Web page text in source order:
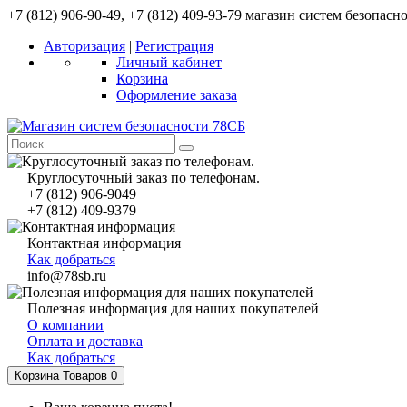
+7 (812) 906-90-49, +7 (812) 409-93-79 магазин систем
Авторизация | Регистрация
Личный кабинет
Корзина
Оформление заказа
Круглосуточный заказ по телефонам.
+7 (812) 906-9049
+7 (812) 409-9379
Контактная информация
Как добраться
info@78sb.ru
Полезная информация для наших покупателей
О компании
Оплата и доставка
Как добраться
Корзина Товаров 0